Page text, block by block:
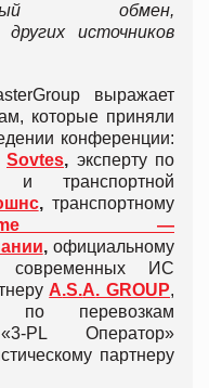
обмен,
других источников
выражает
которые приняли
конференции:
Sovtes, эксперту по
и транспортной
,транспортному
—
,официальному
современных ИС
А.S.А. GROUP,
по перевозкам
PL Оператор»
партнеру